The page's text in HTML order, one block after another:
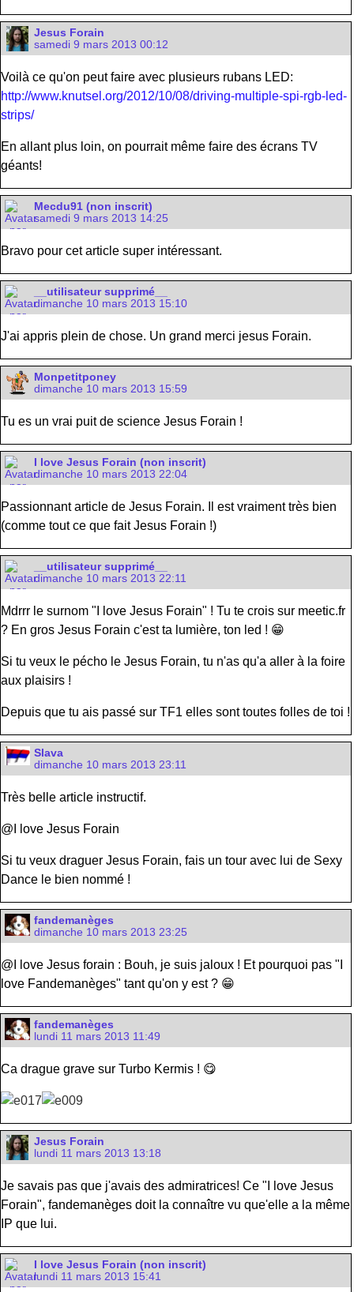
Jesus Forain
samedi 9 mars 2013 00:12
Voilà ce qu'on peut faire avec plusieurs rubans LED:
http://www.knutsel.org/2012/10/08/driving-multiple-spi-rgb-led-
strips/
En allant plus loin, on pourrait même faire des écrans TV
géants!
Mecdu91 (non inscrit)
samedi 9 mars 2013 14:25
Bravo pour cet article super intéressant.
__utilisateur supprimé__
dimanche 10 mars 2013 15:10
J'ai appris plein de chose. Un grand merci jesus Forain.
Monpetitponey
dimanche 10 mars 2013 15:59
Tu es un vrai puit de science Jesus Forain !
I love Jesus Forain (non inscrit)
dimanche 10 mars 2013 22:04
Passionnant article de Jesus Forain. Il est vraiment très bien
(comme tout ce que fait Jesus Forain !)
__utilisateur supprimé__
dimanche 10 mars 2013 22:11
Mdrrr le surnom "I love Jesus Forain" ! Tu te crois sur meetic.fr
? En gros Jesus Forain c'est ta lumière, ton led ! 😁
Si tu veux le pécho le Jesus Forain, tu n'as qu'a aller à la foire
aux plaisirs !
Depuis que tu ais passé sur TF1 elles sont toutes folles de toi !
Slava
dimanche 10 mars 2013 23:11
Très belle article instructif.
@I love Jesus Forain
Si tu veux draguer Jesus Forain, fais un tour avec lui de Sexy
Dance le bien nommé !
fandemanèges
dimanche 10 mars 2013 23:25
@I love Jesus forain : Bouh, je suis jaloux ! Et pourquoi pas "I
love Fandemanèges" tant qu'on y est ? 😁
fandemanèges
lundi 11 mars 2013 11:49
Ca drague grave sur Turbo Kermis ! 😋
Jesus Forain
lundi 11 mars 2013 13:18
Je savais pas que j'avais des admiratrices! Ce "I love Jesus
Forain", fandemanèges doit la connaître vu que'elle a la même
IP que lui.
I love Jesus Forain (non inscrit)
lundi 11 mars 2013 15:41